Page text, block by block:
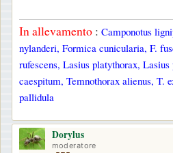
In allevamento : Camponotus
nylanderi, Formica cunicularia, F.
rufescens, Lasius platythorax,
caespitum, Temnothorax alienus, T.
pallidula
Dorylus
moderatore